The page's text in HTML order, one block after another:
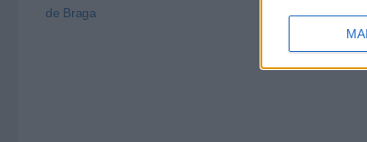
de Braga